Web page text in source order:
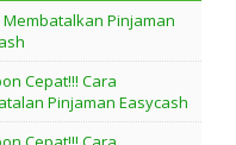
Membatalkan Pinjaman
Cepat!!! Cara
Pinjaman Easycash